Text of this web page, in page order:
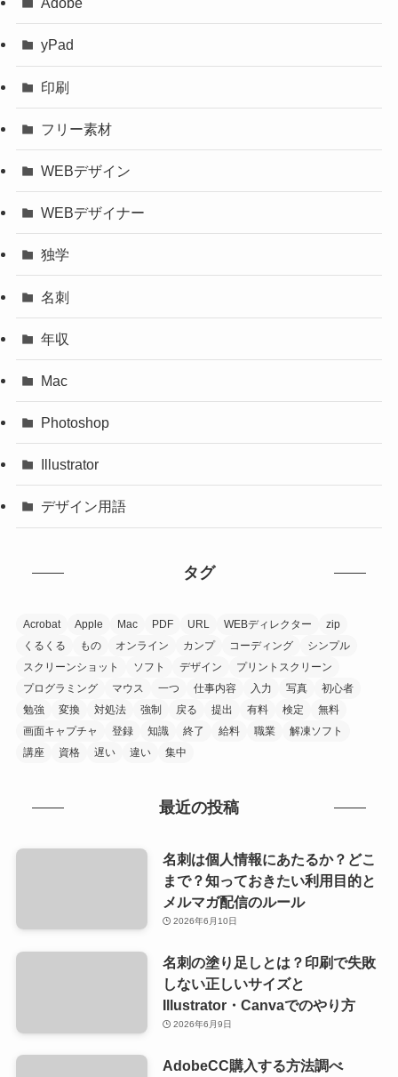
yPad
印刷
フリー素材
WEBデザイン
WEBデザイナー
独学
名刺
年収
Mac
Photoshop
Illustrator
デザイン用語
タグ
Acrobat Apple Mac PDF URL WEBディレクター
zip
くるくる
もの オンライン カンプ コーディング
シンプル
スクリーンショット
ソフト デザイン
プリントスクリーン
プログラミング
マウス 一つ 仕事内容 入力 写真
初心者
勉強
変換 対処法 強制 戻る 提出 有料 検定
無料
画面キャプチャ
登録 知識 終了 給料 職業
解凍ソフト
講座
資格 遅い 違い 集中
最近の投稿
名刺は個人情報にあたるか？どこ
まで？知っておきたい利用目的と
メルマガ配信のルール
2026年6月10日
名刺の塗り足しとは？印刷で失敗
しない正しいサイズと
Illustrator・Canvaでのやり方
2026年6月9日
AdobeCC購入する方法調べ